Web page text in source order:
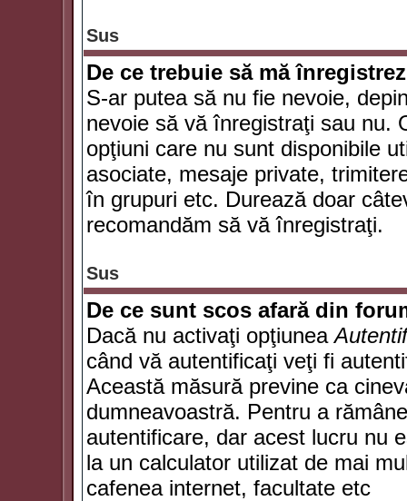
Sus
De ce trebuie să mă
S-ar putea să nu fie nevoie,
nevoie să vă înregistraţi sau nu.
opţiuni care nu sunt disponibile
asociate, mesaje private,
în grupuri etc. Durează doar
recomandăm să vă înregistraţi.
Sus
De ce sunt scos afară din
Dacă nu activaţi opţiunea
când vă autentificaţi veţi fi
Această măsură previne ca
dumneavoastră. Pentru a
autentificare, dar acest lucru nu
la un calculator utilizat de mai
cafenea internet, facultate etc